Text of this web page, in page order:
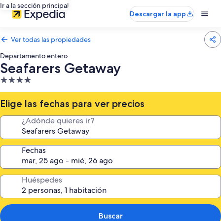
Ir a la sección principal
Descargar la app
Ver todas las propiedades
Departamento entero
Seafarers Getaway
Propiedad
de
4.0
estrellas
Elige las fechas para ver precios
¿Adónde quieres ir?
Fechas
Huéspedes
Buscar